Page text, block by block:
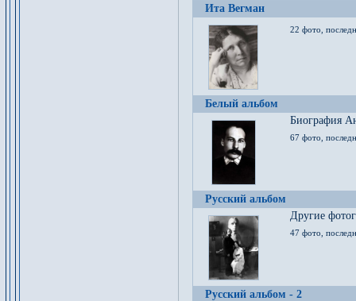
Ита Вегман
22 фото,
Белый альбом
Биография
67 фото,
Русский альбом
Другие
47 фото,
Русский альбом - 2